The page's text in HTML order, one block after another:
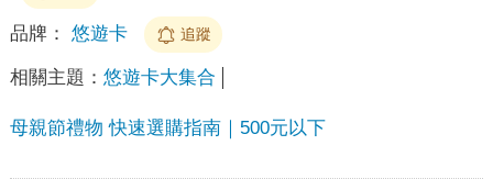
品牌： 悠遊卡 追蹤
相關主題： 悠遊卡大集合
母親節禮物 快速選購指南｜500元以下